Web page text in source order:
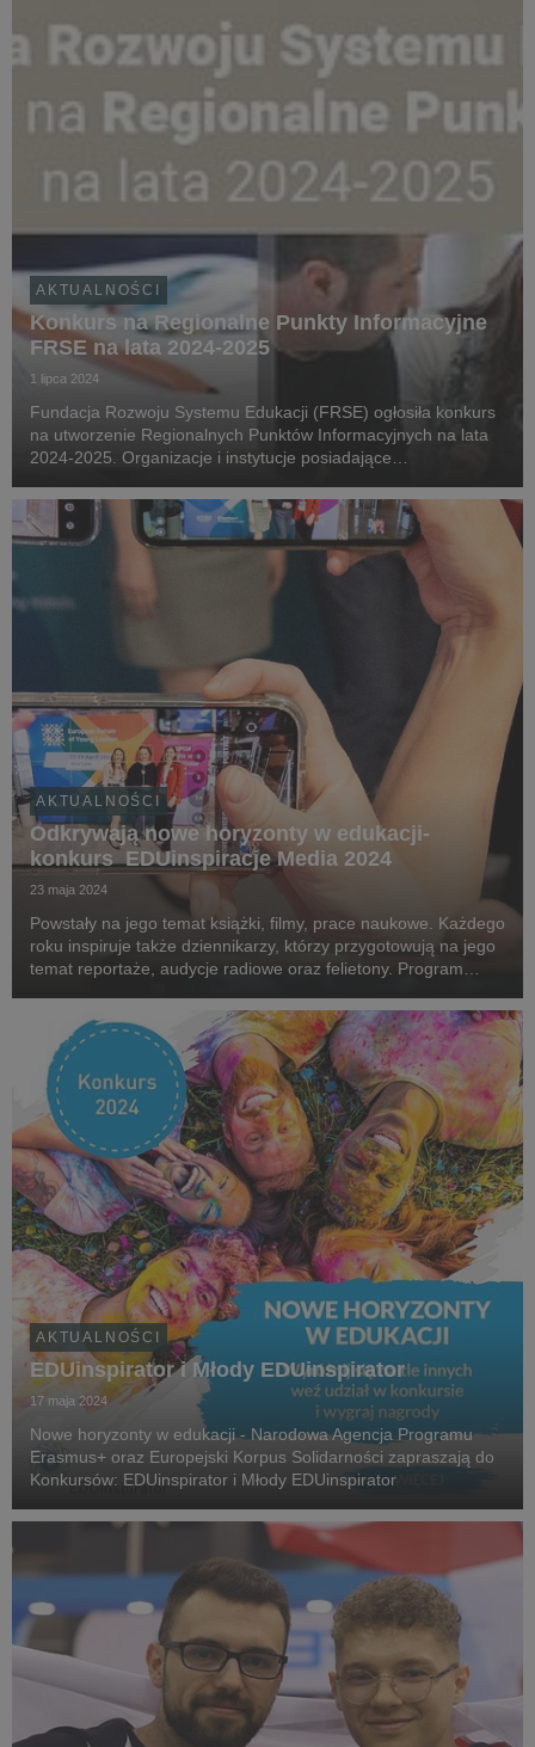
AKTUALNOŚCI
Konkurs na Regionalne Punkty Informacyjne
FRSE na lata 2024-2025
1 lipca 2024
Fundacja Rozwoju Systemu Edukacji (FRSE) ogłosiła konkurs
na utworzenie Regionalnych Punktów Informacyjnych na lata
2024-2025. Organizacje i instytucje posiadające
serdecznie zaproszone do udziału. Wnioski można składa...
AKTUALNOŚCI
Odkrywają nowe horyzonty w edukacji-
konkurs EDUinspiracje Media 2024
23 maja 2024
Powstały na jego temat książki, filmy, prace naukowe. Każdego
roku inspiruje także dziennikarzy, którzy przygotowują na jego
temat reportaże, audycje radiowe oraz felietony. Program
Opisałeś je? Nagrałeś? Jesteś ...
AKTUALNOŚCI
EDUinspirator i Młody EDUinspirator
17 maja 2024
Nowe horyzonty w edukacji - Narodowa Agencja Programu
Erasmus+ oraz Europejski Korpus Solidarności zapraszają do
Konkursów: EDUinspirator i Młody EDUinspirator